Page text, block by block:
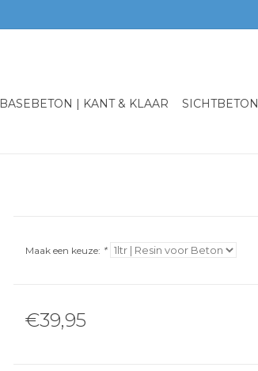
BASEBETON | KANT & KLAAR SICHTBETON
Maak een keuze: *
€39,95